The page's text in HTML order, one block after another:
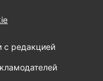
с редакцией